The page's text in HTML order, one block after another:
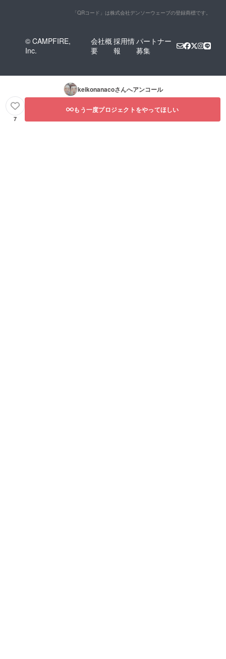
「QRコード」は株式会社デンソーウェーブの登録商標です。
© CAMPFIRE,
Inc.
会社概
要
採用情
報
パートナー
募集
keikonanacoさんへアンコール
7
もう一度プロジェクトをやってほしい